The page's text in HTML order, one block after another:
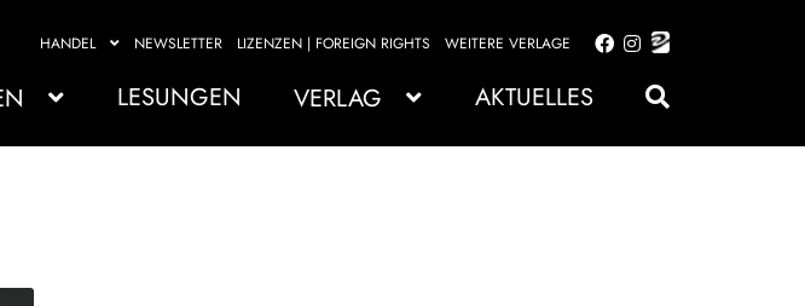
HANDEL NEWSLETTER LIZENZEN | FOREIGN RIGHTS WEITERE VERLAGE
Zur
springen
Zum
springen
LESUNGEN VERLAG AKTUELLES